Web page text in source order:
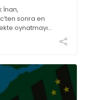
İnan,
sonra en
oynatmayı